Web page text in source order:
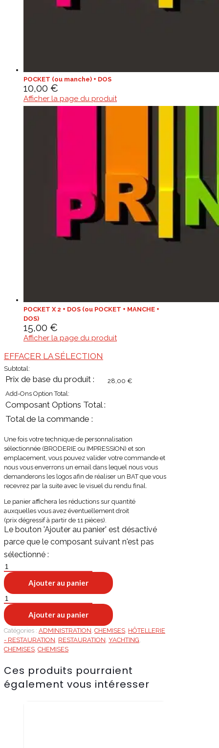
POCKET (ou manche) + DOS
10,00 €
POCKET X 2 + DOS (ou POCKET + MANCHE +
DOS)
15,00 €
Subtotal:
28,00 €
Add-Ons Option Total:
Une fois votre technique de personnalisation
sélectionnée (BRODERIE ou IMPRESSION) et son
emplacement, vous pouvez valider votre commande et
nous vous enverrons un email dans lequel nous vous
demanderons les logos afin de réaliser un BAT que vous
recevrez par la suite avec le visuel du rendu final.
Le panier affichera les réductions sur quantité
auxquelles vous avez éventuellement droit
(prix dégressif à partir de 11 pièces).
quantité
de
BRIGHTON
LADY
Ajouter au panier
quantité
de
BRIGHTON
LADY
Ajouter au panier
Catégories : ADMINISTRATION, CHEMISES, HÔTELLERIE
- RESTAURATION, RESTAURATION, YACHTING,
CHEMISES, CHEMISES
Ces produits pourraient
également vous intéresser